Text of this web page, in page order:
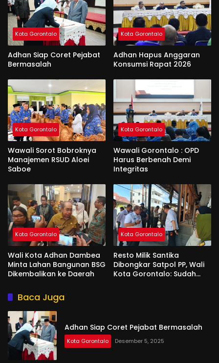
Kota Gorontalo
Adhan Siap Coret Pejabat
Bermasalah
Kota Gorontalo
Adhan Hapus Anggaran
Konsumsi Rapat 2026
Kota Gorontalo
Wawali Sorot Bobroknya
Manajemen RSUD Aloei
Saboe
Kota Gorontalo
Wawali Gorontalo : OPD
Harus Berbenah Demi
Integritas
Kota Gorontalo
Wali Kota Adhan Dambea
Minta Lahan Bangunan BSG
Dikembalikan ke Daerah
Kota Gorontalo
Resto Milik Santika
Dibongkar Satpol PP, Wali
Kota Gorontalo: Sudah
Baca Juga
Adhan Siap Coret Pejabat Bermasalah
Kota Gorontalo Desember 5, 2025